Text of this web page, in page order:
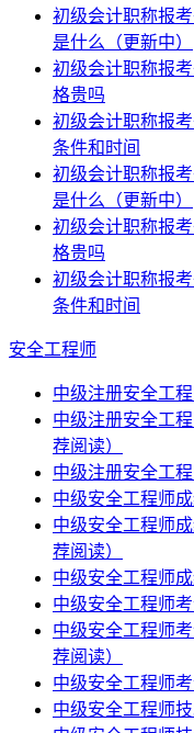
初级会计职称报
是什么（更新中）
初级会计职称报
格贵吗
初级会计职称报
条件和时间
初级会计职称报
是什么（更新中）
初级会计职称报
格贵吗
初级会计职称报
条件和时间
安全工程师
中级注册安全工
中级注册安全工
荐阅读）
中级注册安全工
中级安全工程师
中级安全工程师
荐阅读）
中级安全工程师
中级安全工程师
中级安全工程师
荐阅读）
中级安全工程师
中级安全工程师